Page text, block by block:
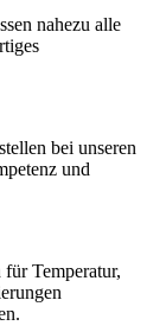
nahezu alle
bei unseren
und
Temperatur,